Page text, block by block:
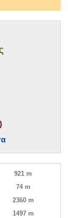
921 m
74 m
2360 m
1497 m